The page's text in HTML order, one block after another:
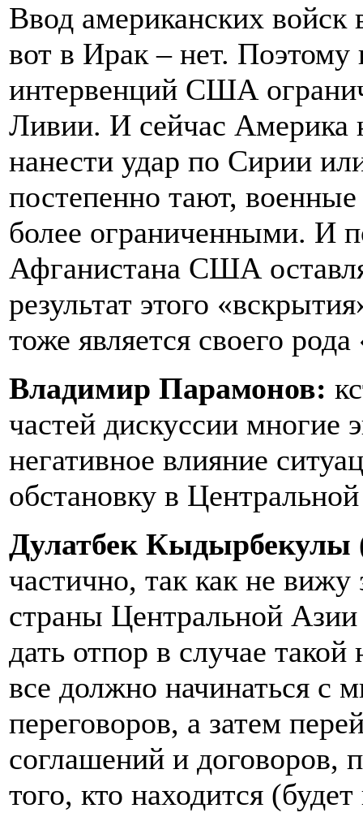
Ввод американских
вот в Ирак – нет.
интервенций США
Ливии. И сейчас Америка
нанести удар по Сирии
постепенно тают,
более ограниченными. И
Афганистана США
результат этого
тоже является своего
Владимир Парамонов:
частей дискуссии многие
негативное влияние
обстановку в
Дулатбек Кыдырбекулы
частично, так как не
страны Центральной
дать отпор в случае
все должно начинаться с
переговоров, а затем
соглашений и договоров,
того, кто находится